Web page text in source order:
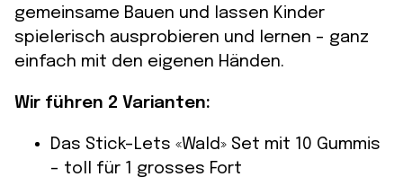
gemeinsame Bauen und lassen Kinder
spielerisch ausprobieren und lernen – ganz
einfach mit den eigenen Händen.
Wir führen 2 Varianten:
Das Stick-Lets «Wald» Set mit 10 Gummis
– toll für 1 grosses Fort